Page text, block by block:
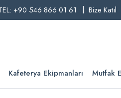
+90 546 866 01 61 Bize Katıl
Kafeterya Ekipmanları Mutfak